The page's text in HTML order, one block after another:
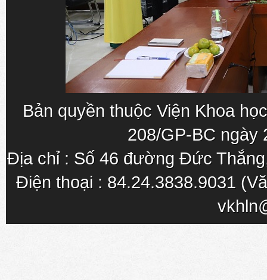
Bản quyền thuộc Viện Khoa
208/GP-BC ngày
Địa chỉ : Số 46 đường Đức
Điện thoại : 84.24.3838.9031